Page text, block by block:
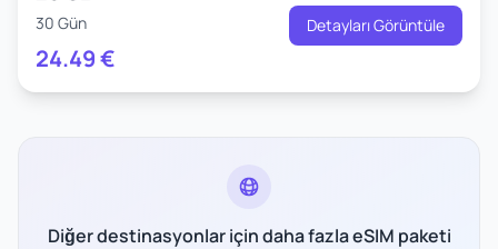
30 Gün
24.49€
Detayları Görüntüle
Diğer destinasyonlar için daha fazla eSIM paketi